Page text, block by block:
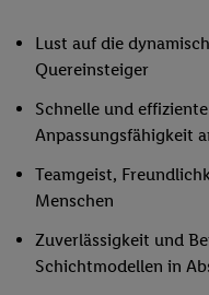
Lust auf die
Quereinsteiger
Schnelle und
Anpassungsfähigkeit
Teamgeist,
Menschen
Zuverlässigkeit und
Schichtmodellen in